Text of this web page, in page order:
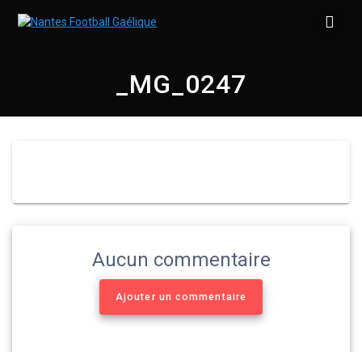
_MG_0247
Aucun commentaire
Ajouter un commentaire